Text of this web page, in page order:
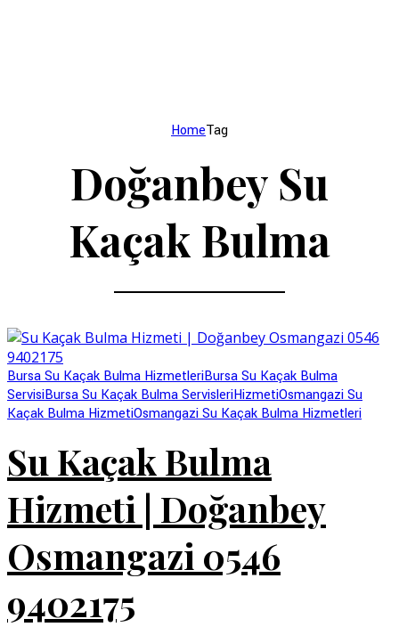
HomeTag
Doğanbey Su
Kaçak Bulma
Bursa Su Kaçak Bulma HizmetleriBursa Su Kaçak Bulma
ServisiBursa Su Kaçak Bulma ServisleriHizmetiOsmangazi Su
Kaçak Bulma HizmetiOsmangazi Su Kaçak Bulma Hizmetleri
Su Kaçak Bulma
Hizmeti | Doğanbey
Osmangazi 0546
9402175